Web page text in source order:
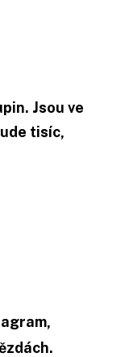
Jsou ve
tisíc,